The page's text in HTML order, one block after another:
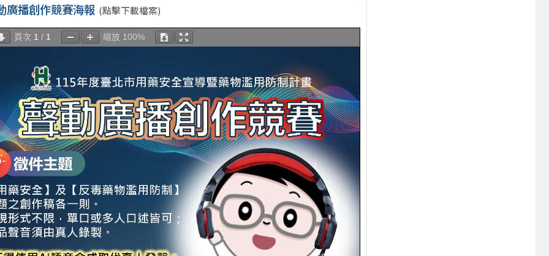
廣播創作競賽海報 (點擊下載檔案)
頁次 1 / 1 縮放 100%